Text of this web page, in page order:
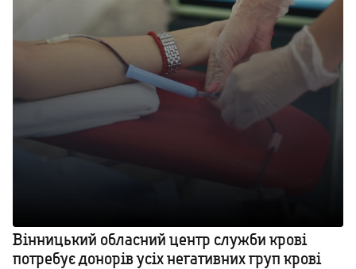
Вінницький обласний центр служби крові
потребує донорів усіх негативних груп крові